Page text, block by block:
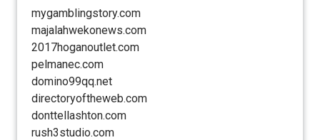
mygamblingstory.com
majalahwekonews.com
2017hoganoutlet.com
pelmanec.com
domino99qq.net
directoryoftheweb.com
donttellashton.com
rush3studio.com